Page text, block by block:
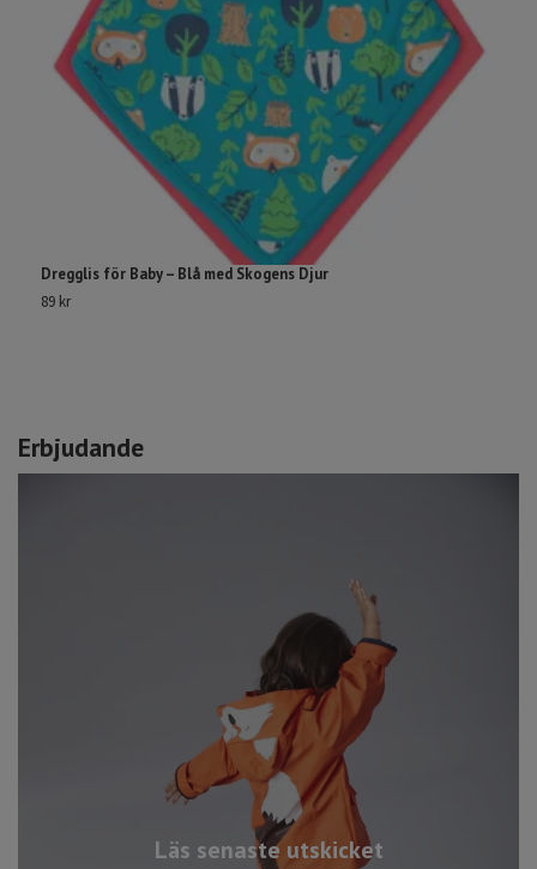
Erbjudande
Läs senaste utskicket
Dregglis för Baby – Blå med Skogens Djur
89 kr